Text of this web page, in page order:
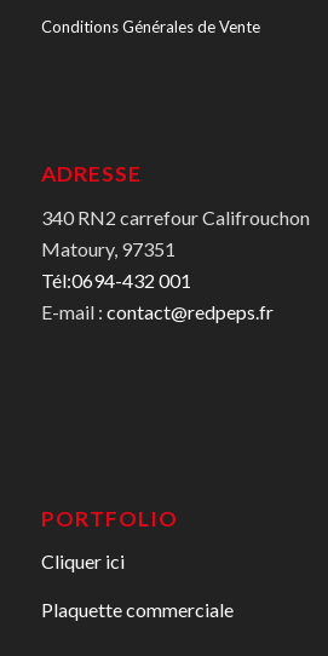
Conditions Générales de Vente
ADRESSE
340 RN2 carrefour Califrouchon
Matoury, 97351
Tél:0694-432 001
E-mail : contact@redpeps.fr
PORTFOLIO
Cliquer ici
Plaquette commerciale